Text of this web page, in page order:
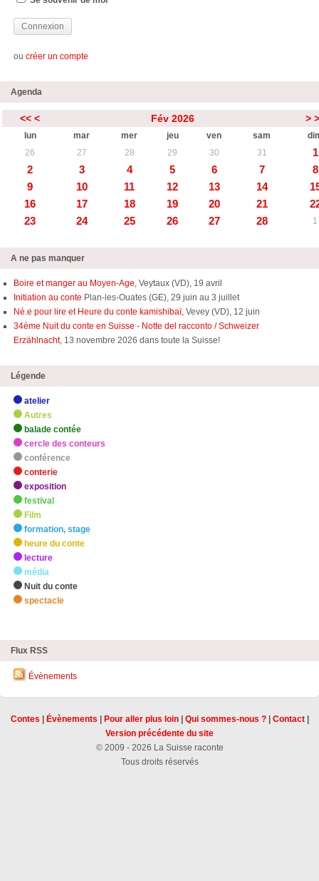
ou créer un compte
Agenda
<< < Fév 2026 >
lun mar mer jeu ven sam
26
27 28 29 30 31
1
2
3 4 5 6 7
8
9
10 11 12 13 14
16
17 18 19 20 21
23
24 25 26 27 28 1
A ne pas manquer
Boire et manger au Moyen-Age, Veytaux (VD), 19 avril
Initiation au conte Plan-les-Ouates (GE), 29 juin au 3 juillet
Né.e pour lire et Heure du conte kamishibaï, Vevey (VD), 12 juin
34ème Nuit du conte en Suisse - Notte del racconto / Schweizer
Erzählnacht, 13 novembre 2026 dans toute la Suisse!
Légende
atelier
Autres
balade contée
cercle des conteurs
conférence
conterie
exposition
festival
Film
formation, stage
heure du conte
lecture
média
Nuit du conte
spectacle
Flux RSS
Évènements
Contes Évènements Pour aller plus loin| Qui sommes-nous ?| Contact|
Version précédente du site
© 2009 - 2026 La Suisse raconte
Tous droits réservés